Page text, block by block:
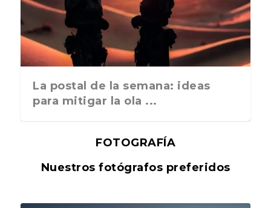
La postal de la semana: ideas
para mitigar la ola ...
FOTOGRAFÍA
Nuestros fotógrafos preferidos